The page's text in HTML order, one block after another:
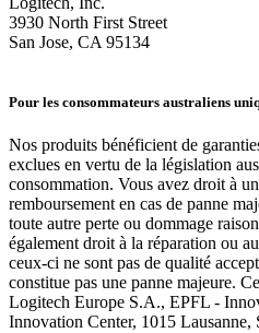
3930 North First Street
San Jose, CA 95134
Pour les consommateurs australiens
Nos produits bénéficient de
exclues en vertu de la législation
consommation. Vous avez droit à
remboursement en cas de panne
toute autre perte ou dommage
également droit à la réparation ou
ceux-ci ne sont pas de qualité
constitue pas une panne majeure.
Logitech Europe S.A., EPFL -
Innovation Center, 1015 Lausanne,